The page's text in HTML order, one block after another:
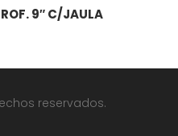
9″ C/JAULA
reservados.